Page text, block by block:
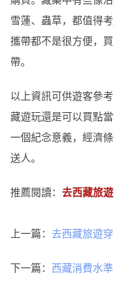
雪蓮、蟲草，都值得
攜帶都不是很方便，
帶。
以上資訊可供遊客參
藏遊玩還是可以買點
一個紀念意義，經濟
送人。
推薦閱讀： 去西藏旅遊
上一篇： 去西藏旅遊穿
下一篇： 西藏消費水